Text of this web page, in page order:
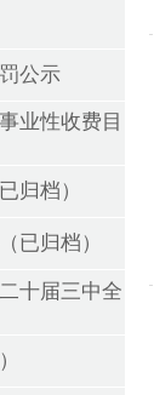
公示
业性收费目
归档）
已归档）
十届三中全